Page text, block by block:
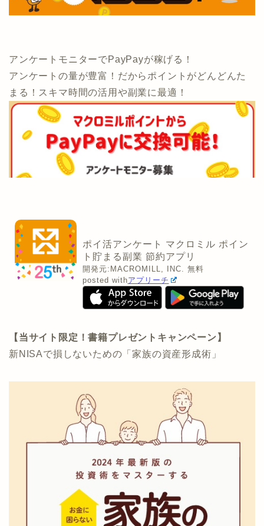
アンケートモニターでPayPayが稼げる！
アンケートの量が豊富！だからポイントがどんどんた
まる！スキマ時間の活用や副業に最適！
ポイ活アンケート マクロミル ポイン
ト貯まる副業 節約アプリ
開発元: MACROMILL, INC.
無料
posted withアプリーチ
【当サイト限定！書籍プレゼントキャンペーン】
新NISAで損しないための「家族の資産形成術」